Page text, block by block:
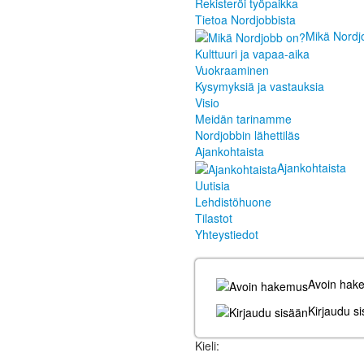
Tietoa Nordjobbista
Mikä
Kulttuuri ja vapaa-aika
Vuokraaminen
Kysymyksiä ja vastauksia
Visio
Meidän tarinamme
Nordjobbin lähettiläs
Ajankohtaista
Ajankohtaista
Uutisia
Lehdistöhuone
Tilastot
Yhteystiedot
Avoin
Kirjaudu
Kieli: